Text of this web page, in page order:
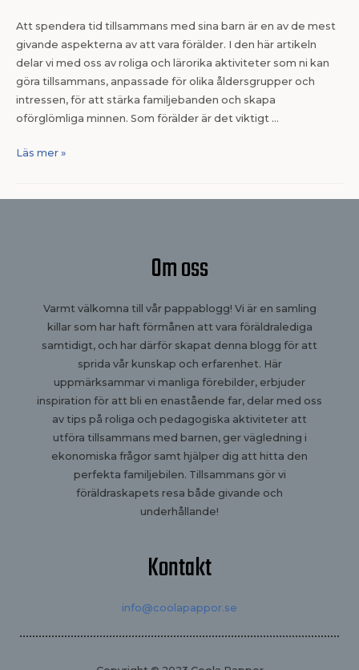
Att spendera tid tillsammans med sina barn är en av de mest
givande aspekterna av att vara förälder. I den här artikeln
delar vi med oss av roliga och lärorika aktiviteter som ni kan
göra tillsammans, anpassade för olika åldersgrupper och
intressen, för att stärka familjebanden och skapa
oförglömliga minnen. Som förälder är det viktigt …
Läs mer »
Om oss
Varmt välkomna till vår pappablogg! Vi är en samling
killar som har haft förmånen att vara föräldralediga
samtidigt, och har därför skapat denna blogg för att
sprida vår kunskap och erfarenhet. Här
uppmärksammar vi manliga förebilder, erbjuder
inspiration för att bli en enastående far, delar med oss
av tips på roliga och pedagogiska aktiviteter att
utföra tillsammans med barnen, ger vägledning i
ekonomiska frågor samt hjälper dig att hitta den
perfekta familjebilen. Tillsammans gör vi
föräldraskapets resa både givande och
underhållande!
Kontakt
info@coolapappor.se